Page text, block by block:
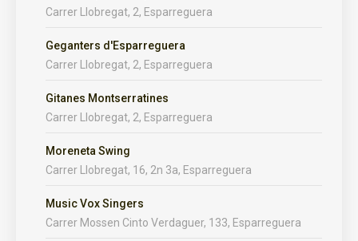
Carrer Llobregat, 2, Esparreguera
Geganters d'Esparreguera
Carrer Llobregat, 2, Esparreguera
Gitanes Montserratines
Carrer Llobregat, 2, Esparreguera
Moreneta Swing
Carrer Llobregat, 16, 2n 3a, Esparreguera
Music Vox Singers
Carrer Mossen Cinto Verdaguer, 133, Esparreguera